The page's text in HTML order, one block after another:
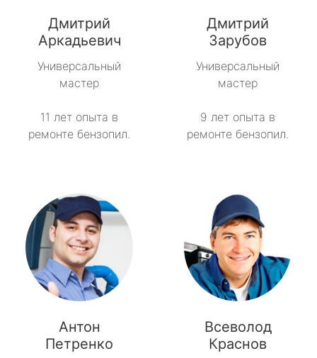
Дмитрий
Аркадьевич
Универсальный
мастер
11 лет опыта в
ремонте бензопил.
Дмитрий
Зарубов
Универсальный
мастер
9 лет опыта в
ремонте бензопил.
Антон
Петренко
Всеволод
Краснов